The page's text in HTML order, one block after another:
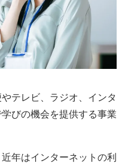
テレビ、ラジオ、インタ
びの機会を提供する事業
年はインターネットの利